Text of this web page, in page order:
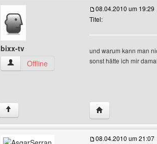
bixx-tv
bixx-tv Benutzer-Profile anzeigen
Offline
08.04.2010 um 19:29
Titel:
und warum kann man
sonst hätte ich mir
↑ Website dieses
08.04.2010 um 21:07